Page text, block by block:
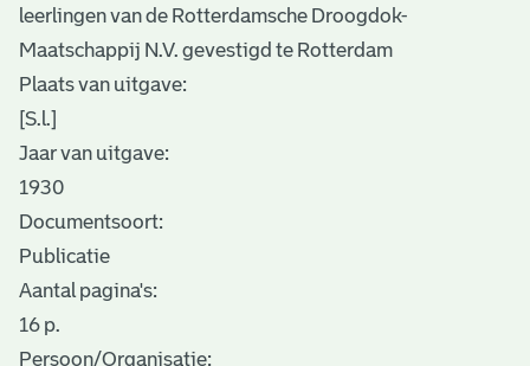
leerlingen van de Rotterdamsche Droogdok-
Maatschappij N.V. gevestigd te Rotterdam
Plaats van uitgave:
[S.l.]
Jaar van uitgave:
1930
Documentsoort:
Publicatie
Aantal pagina's:
16 p.
Persoon/Organisatie: